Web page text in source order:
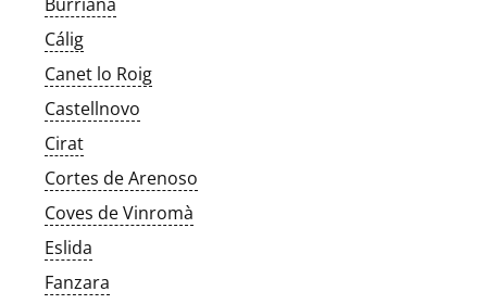
Cálig
Canet lo Roig
Castellnovo
Cirat
Cortes de Arenoso
Coves de Vinromà
Eslida
Fanzara